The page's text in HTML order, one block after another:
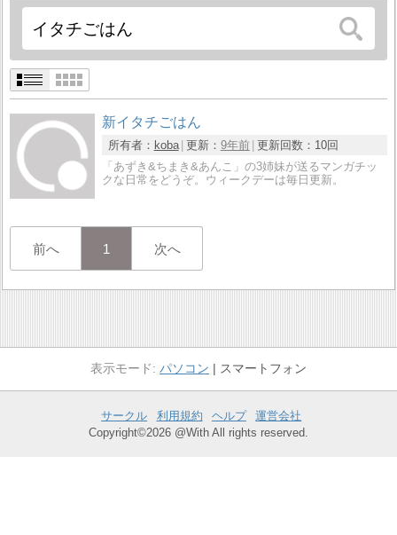
新イタチごはん
所有者： koba 更新： 9年前 更新回数： 10回
「あずき&ちまき&あんこ」の3姉妹が送るマンガチッ
クな日常をどうぞ。ウィークデーは毎日更新。
前へ 1 次へ
パソコン スマートフォン
サークル 利用規約 ヘルプ
運営会社
Copyright©2026 @With All rights reserved.